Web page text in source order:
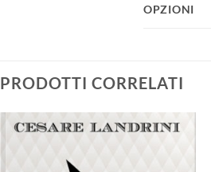
OPZIONI
PRODOTTI CORRELATI